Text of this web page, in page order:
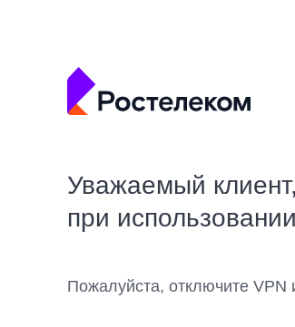
Уважаемый
при
Пожалуйста, отключите